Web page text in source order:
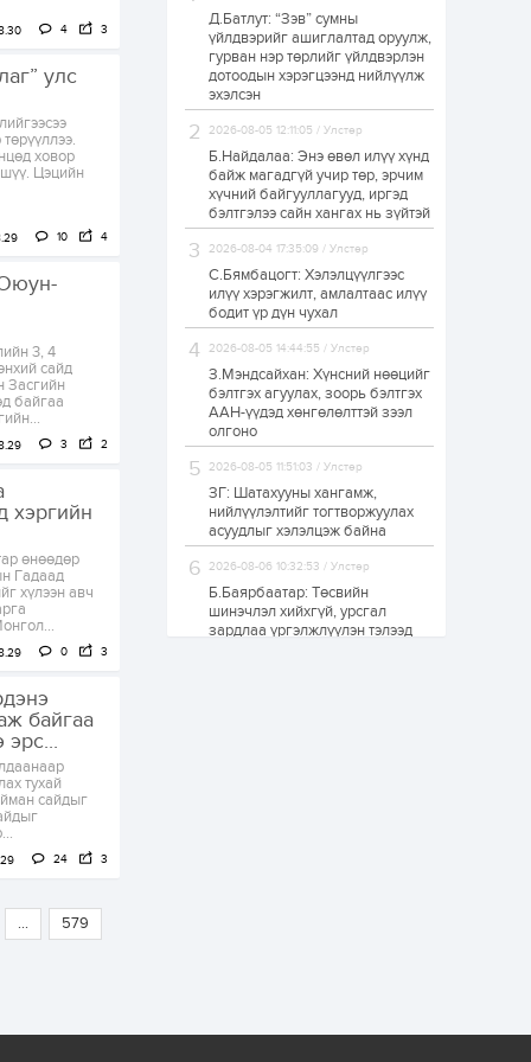
4 3
улс
ховор
Цэцийн
10 4
3, 4
сайд
Засгийн
байгаа
3 2
хэргийн
өнөөдөр
Гадаад
хүлээн авч
0 3
байгаа
эрс...
тухай
сайдыг
24 3
...
579
Өнгөрсөн сард
1,439.2 кг үнэт
металл худалдан
авчээ
Б.Найдалаа: Энэ
өвөл илүү хүнд байж
магадгүй учир төр,
эрчим хүчний
байгууллагууд, иргэд
бэлтгэлээ...
1 өдөр
Өнөөдөр сондгой
тоогоор төгссөн
автомашинтай иргэд
бензин авна
1 өдөр 0 3
ЗГ: Шатахууны
хангамж,
тогтворжуулах
асуудлыг хэлэлцэж
1 өдөр
Т.Жанлав: Бидний
"Шугаман бус
системийг ойролцоо
бодох супер схемүүд"
бүтээл тооцон
бодох...
1 өдөр
Д.Батлут: “Зэв” сумны
үйлдвэрийг ашиглалтад оруулж,
гурван нэр төрлийг үйлдвэрлэн
дотоодын хэрэгцээнд нийлүүлж
эхэлсэн
2026-08-05 12:11:05 / Улстөр
Б.Найдалаа: Энэ өвөл илүү хүнд
байж магадгүй учир төр, эрчим
хүчний байгууллагууд, иргэд
бэлтгэлээ сайн хангах нь зүйтэй
2026-08-04 17:35:09 / Улстөр
С.Бямбацогт: Хэлэлцүүлгээс
илүү хэрэгжилт, амлалтаас илүү
бодит үр дүн чухал
2026-08-05 14:44:55 / Улстөр
З.Мэндсайхан: Хүнсний нөөцийг
бэлтгэх агуулах, зоорь бэлтгэх
ААН-үүдэд хөнгөлөлттэй зээл
олгоно
2026-08-05 11:51:03 / Улстөр
ЗГ: Шатахууны хангамж,
нийлүүлэлтийг тогтворжуулах
асуудлыг хэлэлцэж байна
2026-08-06 10:32:53 / Улстөр
Б.Баярбаатар: Төсвийн
шинэчлэл хийхгүй, урсгал
зардлаа үргэлжлүүлэн тэлээд